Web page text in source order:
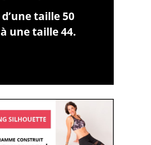
d’une taille 50
à une taille 44.